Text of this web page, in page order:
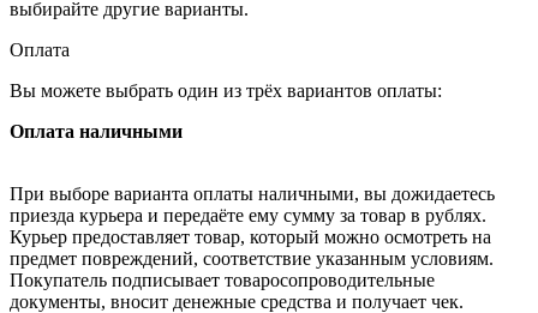
выбирайте другие варианты.
Оплата
Вы можете выбрать один из трёх вариантов оплаты:
Оплата наличными
При выборе варианта оплаты наличными, вы дожидаетесь
приезда курьера и передаёте ему сумму за товар в рублях.
Курьер предоставляет товар, который можно осмотреть на
предмет повреждений, соответствие указанным условиям.
Покупатель подписывает товаросопроводительные
документы, вносит денежные средства и получает чек.